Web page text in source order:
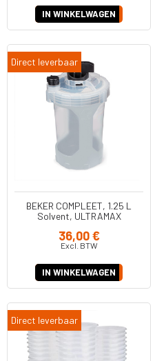
IN WINKELWAGEN
Direct leverbaar
BEKER COMPLEET, 1.25 L
Solvent, ULTRAMAX
36,00 €
Excl. BTW
IN WINKELWAGEN
Direct leverbaar